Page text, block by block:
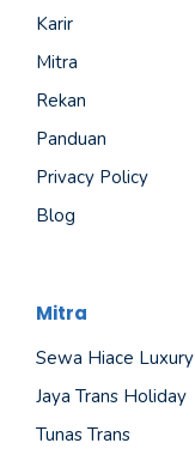
Karir
Mitra
Rekan
Panduan
Privacy Policy
Blog
Mitra
Sewa Hiace Luxury
Jaya Trans Holiday
Tunas Trans